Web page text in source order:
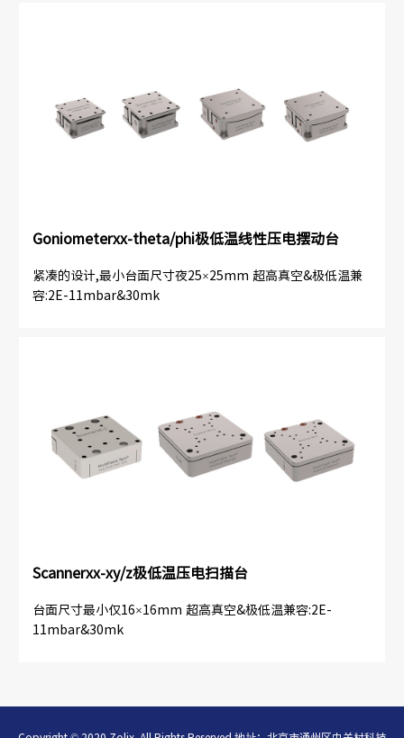
Goniometerxx-theta/phi极低温线性压电摆动台
紧凑的设计,最小台面尺寸夜25×25mm 超高真空&极低温兼
容:2E-11mbar&30mk
Scannerxx-xy/z极低温压电扫描台
台面尺寸最小仅16×16mm 超高真空&极低温兼容:2E-
11mbar&30mk